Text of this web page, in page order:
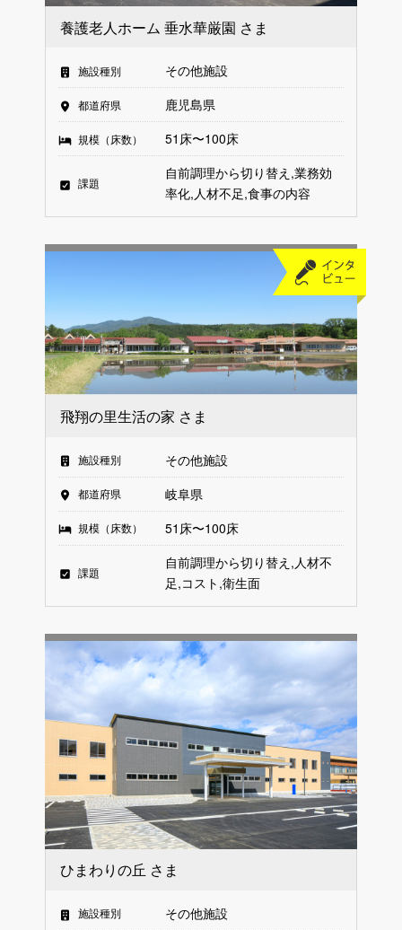
養護老人ホーム 垂水華厳園 さま
施設種別 その他施設
都道府県 鹿児島県
規模（床数） 51床〜100床
課題
自前調理から切り替え 業務効
率化 人材不足 食事の内容
飛翔の里生活の家 さま
施設種別 その他施設
都道府県 岐阜県
規模（床数） 51床〜100床
課題
自前調理から切り替え 人材不
足 コスト 衛生面
ひまわりの丘 さま
施設種別 その他施設